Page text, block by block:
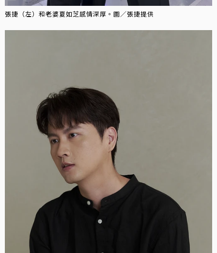
張捷（左）和老婆夏如芝感情深厚。圖／張捷提供